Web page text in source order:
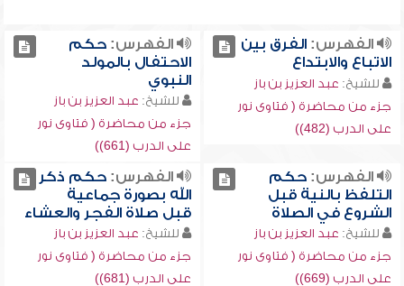
الفهرس:الفرق بين
الاتباع والابتداع
للشيخ: عبد العزيز بن باز
جزء من محاضرة ( فتاوى نور
على الدرب (482))
الفهرس:حكم
الاحتفال بالمولد
النبوي
للشيخ: عبد العزيز بن باز
جزء من محاضرة ( فتاوى نور
على الدرب (661))
الفهرس:حكم
التلفظ بالنية قبل
الشروع في الصلاة
للشيخ: عبد العزيز بن باز
جزء من محاضرة ( فتاوى نور
على الدرب (669))
الفهرس:حكم ذكر
الله بصورة جماعية
قبل صلاة الفجر والعشاء
للشيخ: عبد العزيز بن باز
جزء من محاضرة ( فتاوى نور
على الدرب (681))